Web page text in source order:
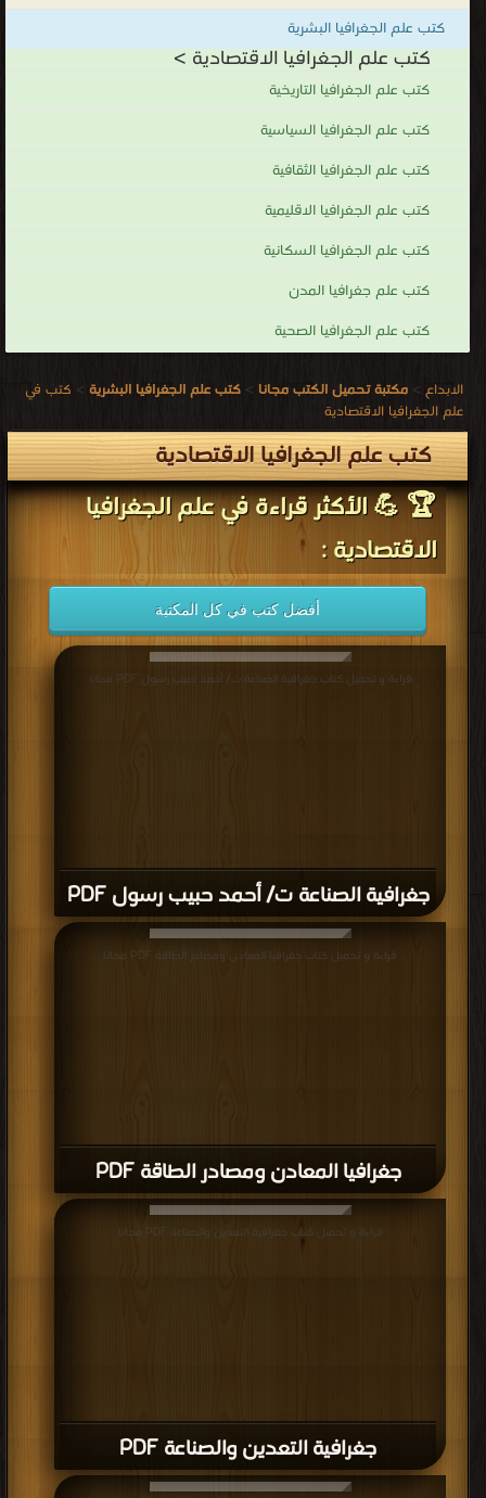
كتب علم الجغرافيا البشرية
كتب علم الجغرافيا الاقتصادية >
كتب علم الجغرافيا التاريخية
كتب علم الجغرافيا السياسية
كتب علم الجغرافيا الثقافية
كتب علم الجغرافيا الاقليمية
كتب علم الجغرافيا السكانية
كتب علم جغرافيا المدن
كتب علم الجغرافيا الصحية
الابداع > مكتبة تحميل الكتب مجانا > كتب علم الجغرافيا البشرية > كتب في
علم الجغرافيا الاقتصادية
كتب علم الجغرافيا الاقتصادية
🏆 💪 الأكثر قراءة في علم الجغرافيا
الاقتصادية :
أفضل كتب في كل المكتبة
جغرافية الصناعة ت/ أحمد حبيب رسول PDF
قراءة و تحميل كتاب جغرافية الصناعة ت/ أحمد حبيب رسول PDF مجانا
جغرافيا المعادن ومصادر الطاقة PDF
قراءة و تحميل كتاب جغرافيا المعادن ومصادر الطاقة PDF مجانا
جغرافية التعدين والصناعة PDF
قراءة و تحميل كتاب جغرافية التعدين والصناعة PDF مجانا